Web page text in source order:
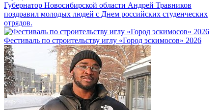
Губернатор Новосибирской области Андрей Травников
поздравил молодых людей с Днем российских студенческих
отрядов.
Фестиваль по строительству иглу «Город эскимосов» 2026